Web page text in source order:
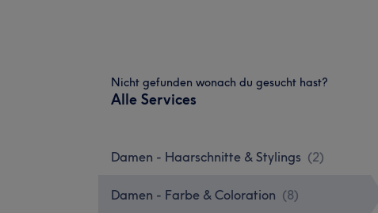
Nicht gefunden wonach du gesucht hast?
Alle Services
Damen - Haarschnitte & Stylings (2)
Damen - Farbe & Coloration (8)